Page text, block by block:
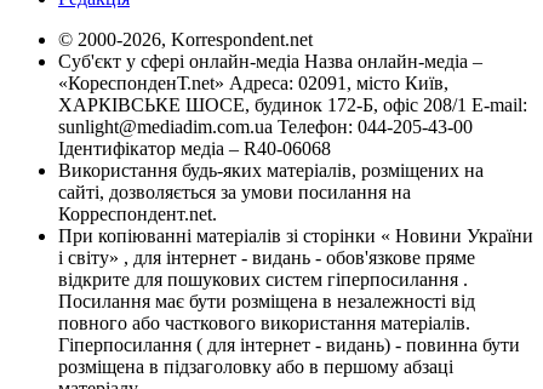
© 2000-2026, Korrespondent.net
Суб'єкт у сфері онлайн-медіа Назва онлайн-медіа –
«КореспонденТ.net» Адреса: 02091, місто Київ,
ХАРКІВСЬКЕ ШОСЕ, будинок 172-Б, офіс 208/1 E-mail:
sunlight@mediadim.com.ua Телефон: 044-205-43-00
Ідентифікатор медіа – R40-06068
Використання будь-яких матеріалів, розміщених на
сайті, дозволяється за умови посилання на
Корреспондент.net.
При копіюванні матеріалів зі сторінки « Новини України
і світу» , для інтернет - видань - обов'язкове пряме
відкрите для пошукових систем гіперпосилання .
Посилання має бути розміщена в незалежності від
повного або часткового використання матеріалів.
Гіперпосилання ( для інтернет - видань) - повинна бути
розміщена в підзаголовку або в першому абзаці